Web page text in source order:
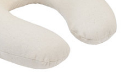
purple’ label aan de
unieke sok voor jou maakt.
wol wordt verkregen, is
Diervriendelijk dus en